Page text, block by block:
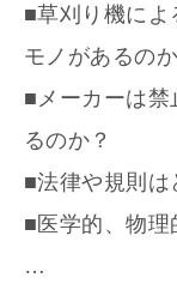
■草刈り機によ
モノがあるのか
■メーカーは禁
るのか？
■法律や規則は
■医学的、物理
…